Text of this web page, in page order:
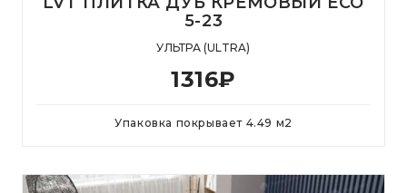
5-23
УЛЬТРА (ULTRA)
1316₽
Упаковка покрывает 4.49 м2